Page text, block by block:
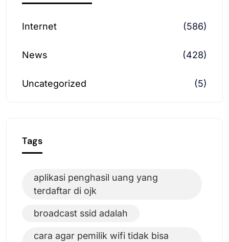
Internet (586)
News (428)
Uncategorized (5)
Tags
aplikasi penghasil uang yang
terdaftar di ojk
broadcast ssid adalah
cara agar pemilik wifi tidak bisa